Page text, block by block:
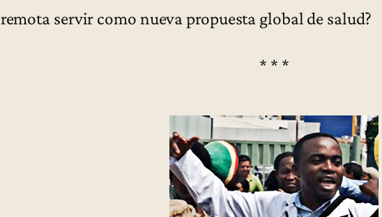
remota servir como nueva propuesta global de salud?
* * *